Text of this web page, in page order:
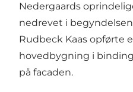
Nedergaards
nedrevet i
Rudbeck Kaas opførte
hovedbygning i
på facaden.